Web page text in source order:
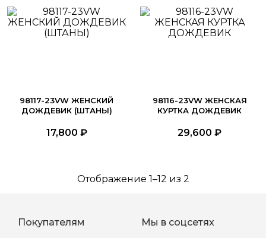
98117-23VW ЖЕНСКИЙ
ДОЖДЕВИК (ШТАНЫ)
17,800 ₽
98116-23VW ЖЕНСКАЯ
КУРТКА ДОЖДЕВИК
29,600 ₽
Отображение 1–12 из 2
Покупателям Мы в соцсетях